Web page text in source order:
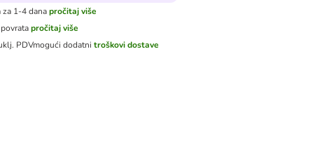
za 1-4 dana pročitaj više
pročitaj više
PDVmogući dodatni troškovi dostave